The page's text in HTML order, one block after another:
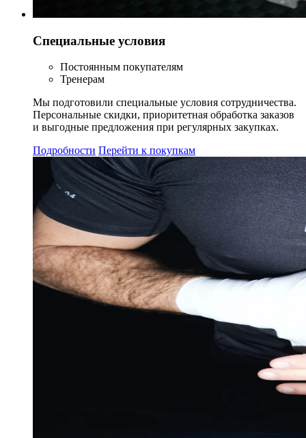
Специальные условия
Постоянным покупателям
Тренерам
Мы подготовили специальные условия сотрудничества.
Персональные скидки, приоритетная обработка заказов
и выгодные предложения при регулярных закупках.
Подробности Перейти к покупкам